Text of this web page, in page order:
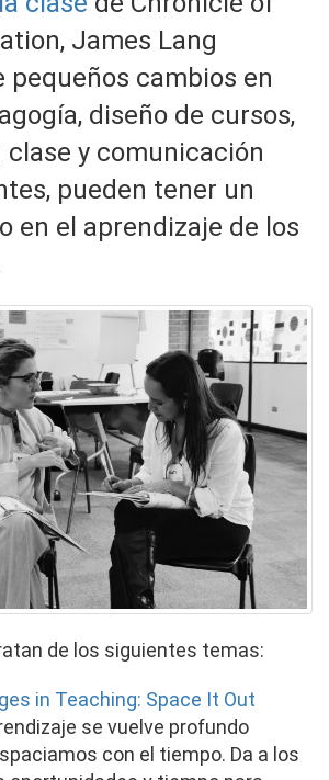
James Lang
pequeños cambios en
diseño de cursos,
y comunicación
pueden tener un
en el aprendizaje de los
de los siguientes temas:
in Teaching: Space It Out
se vuelve profundo
con el tiempo. Da a los